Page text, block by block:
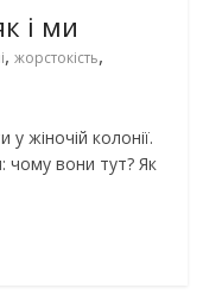
і ми
,жорстокість,
жіночій колонії.
чому вони тут? Як